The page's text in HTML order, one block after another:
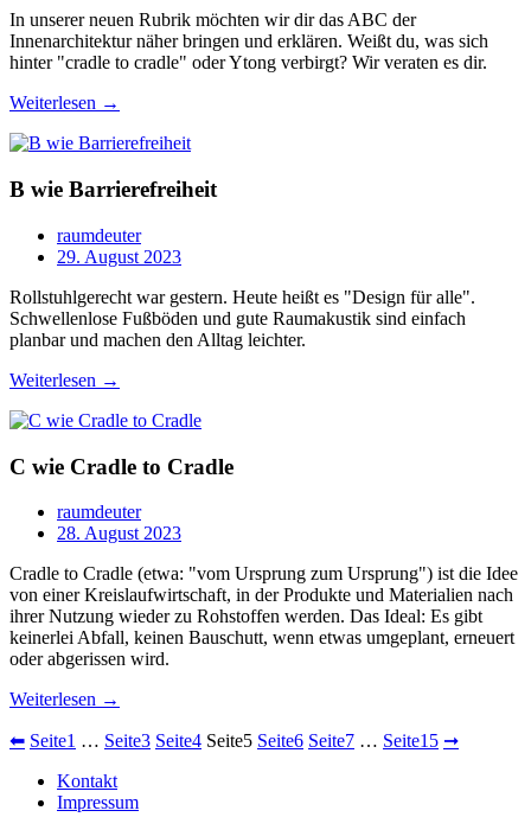
In unserer neuen Rubrik möchten wir dir das ABC der
Innenarchitektur näher bringen und erklären. Weißt du, was sich
hinter "cradle to cradle" oder Ytong verbirgt? Wir veraten es dir.
Weiterlesen →
B wie Barrierefreiheit
raumdeuter
29. August 2023
Rollstuhlgerecht war gestern. Heute heißt es "Design für alle".
Schwellenlose Fußböden und gute Raumakustik sind einfach
planbar und machen den Alltag leichter.
Weiterlesen →
C wie Cradle to Cradle
raumdeuter
28. August 2023
Cradle to Cradle (etwa: "vom Ursprung zum Ursprung") ist die Idee
von einer Kreislaufwirtschaft, in der Produkte und Materialien nach
ihrer Nutzung wieder zu Rohstoffen werden. Das Ideal: Es gibt
keinerlei Abfall, keinen Bauschutt, wenn etwas umgeplant, erneuert
oder abgerissen wird.
Weiterlesen →
⬅ Seite1 … Seite3 Seite4 Seite5 Seite6 Seite7 … Seite15 ➞
Kontakt
Impressum